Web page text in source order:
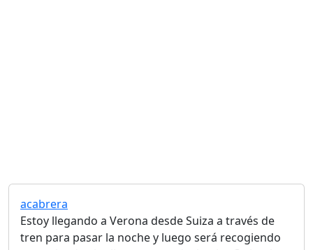
acabrera
Estoy llegando a Verona desde Suiza a través de
tren para pasar la noche y luego será recogiendo